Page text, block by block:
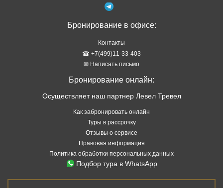
Бронирование в офисе:
Контакты
☎ +7(499)11-33-403
✉ Написать письмо
Бронирование онлайн:
Осуществляет наш партнер Левел Тревел
Как забронировать онлайн
Туры в рассрочку
Отзывы о сервисе
Правовая информация
Политика обработки персональных данных
Подбор тура в WhatsApp